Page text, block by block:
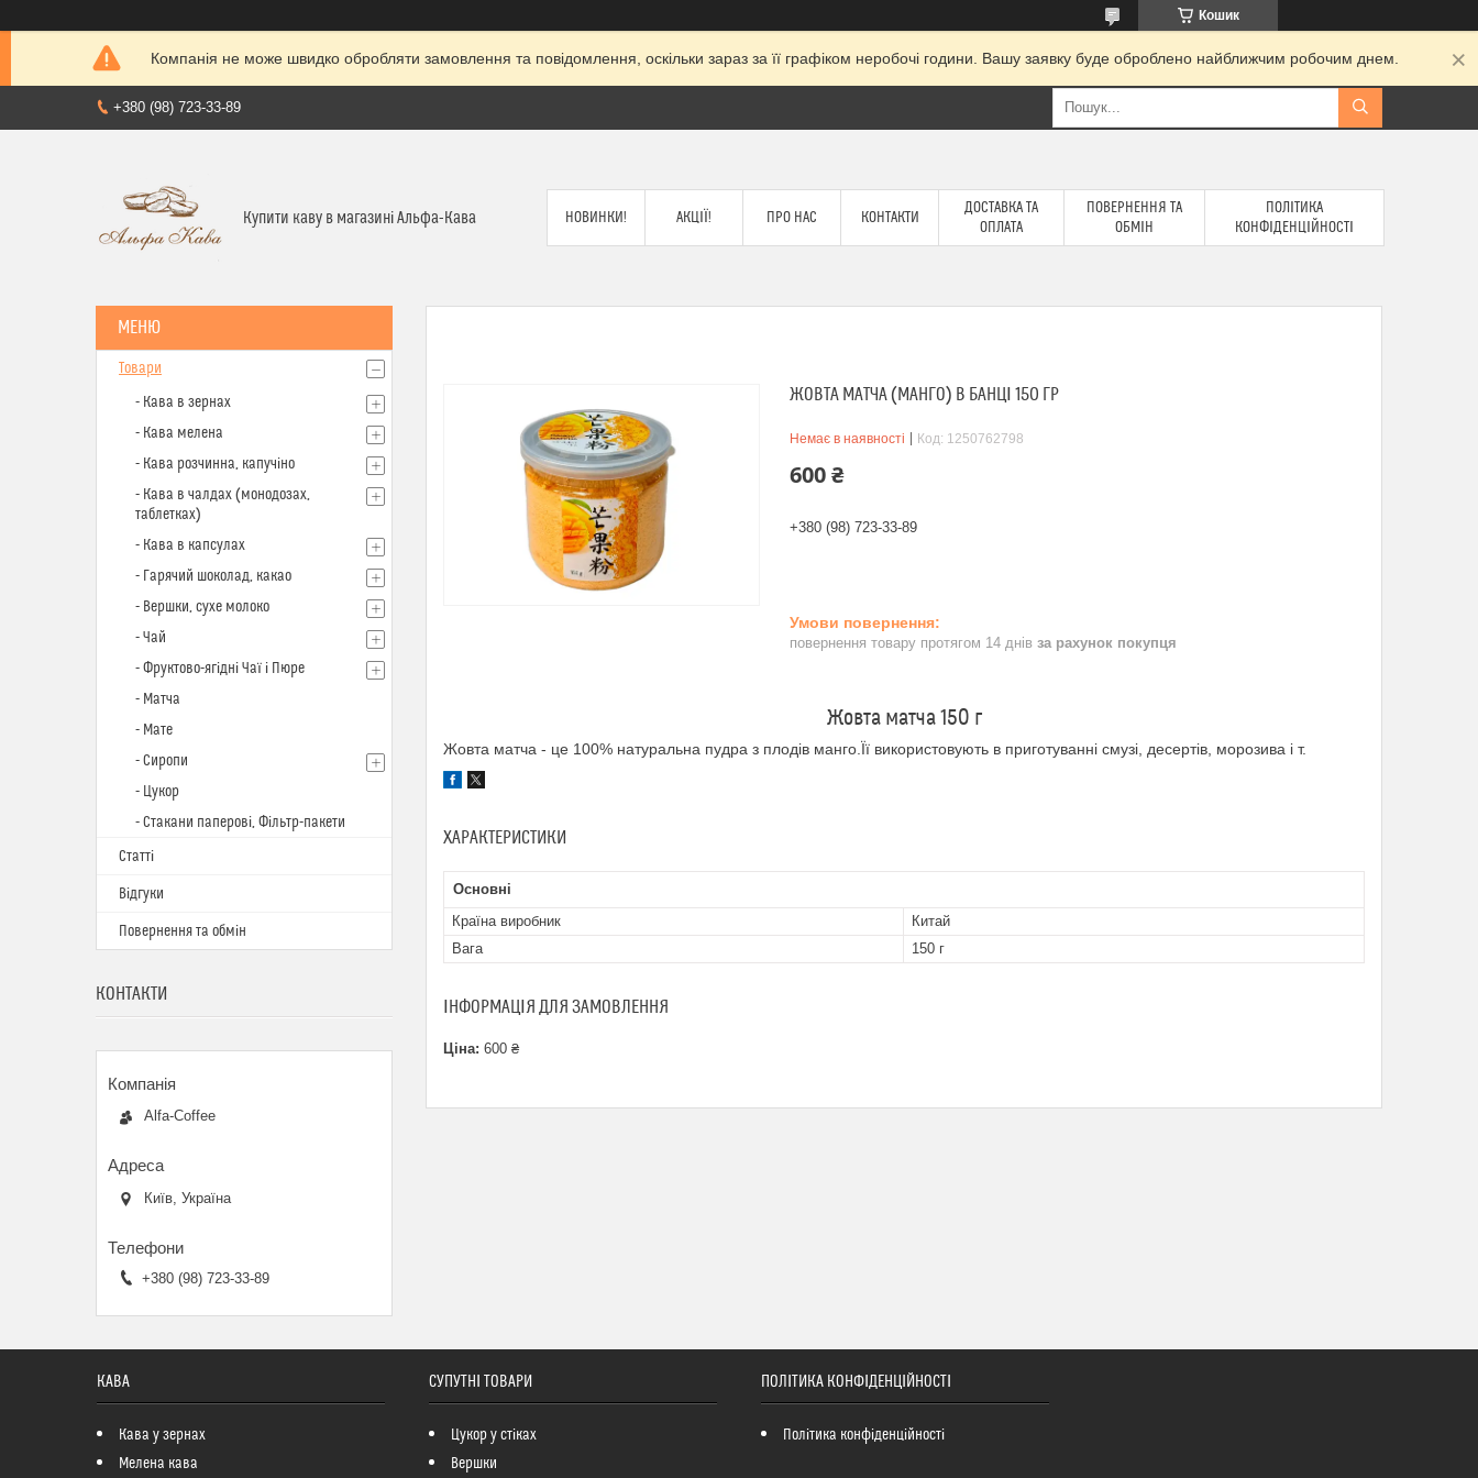
Кошик
Компанія не може швидко обробляти замовлення та повідомлення, оскільки зараз за її графіком неробочі години. Вашу заявку буде оброблено найближчим робочим днем.
+380 (98) 723-33-89
Купити каву в магазині Альфа-Кава НОВИНКИ! АКЦІЇ! ПРО НАС КОНТАКТИ
ДОСТАВКА ТА
ОПЛАТА
ПОВЕРНЕННЯ ТА
ОБМІН
ПОЛІТИКА
КОНФІДЕНЦІЙНОСТІ
ЖОВТА МАТЧА (МАНГО) В БАНЦІ 150 ГР
Немає в наявності Код: 1250762798
600 ₴
+380 (98) 723-33-89
повернення товару протягом 14 днів за рахунок покупця
Жовта матча 150 г
Жовта матча - це 100% натуральна пудра з плодів манго.Її використовують в приготуванні смузі, десертів, морозива і т.
ХАРАКТЕРИСТИКИ
Основні
Країна виробник
Китай
Вага
150 г
ІНФОРМАЦІЯ ДЛЯ ЗАМОВЛЕННЯ
Ціна: 600 ₴
Товари
- Кава в зернах
- Кава мелена
- Кава розчинна, капучіно
- Кава в чалдах (монодозах,
таблетках)
- Кава в капсулах
- Гарячий шоколад, какао
- Вершки, сухе молоко
- Чай
- Фруктово-ягідні Чаї і Пюре
- Матча
- Мате
- Сиропи
- Цукор
- Стакани паперові, Фільтр-пакети
Статті
Відгуки
Повернення та обмін
КОНТАКТИ
Alfa-Coffee
Київ, Україна
+380 (98) 723-33-89
КАВА
Кава у зернах
Мелена кава
СУПУТНІ ТОВАРИ
Цукор у стіках
Вершки
ПОЛІТИКА КОНФІДЕНЦІЙНОСТІ
Політика конфіденційності